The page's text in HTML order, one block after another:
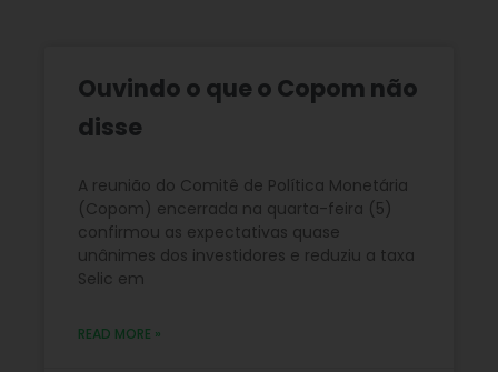
Ouvindo o que o Copom não
disse
A reunião do Comitê de Política Monetária
(Copom) encerrada na quarta-feira (5)
confirmou as expectativas quase
unânimes dos investidores e reduziu a taxa
Selic em
READ MORE »